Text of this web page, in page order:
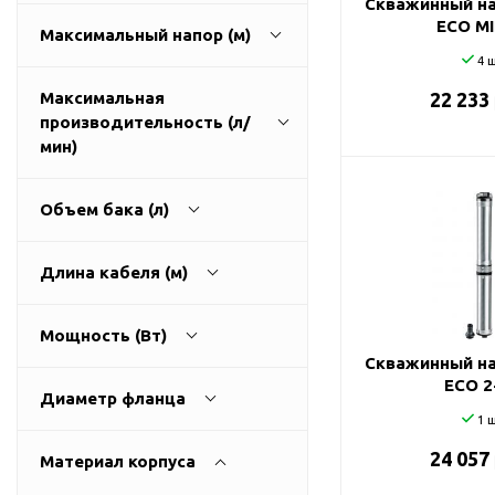
давления
насосы фланцевые
Циркуляционные
насосы (сухой ротор)
давления
насосы для ГВС
Насосы для фонтана и
Фонтанные насосы
Максимальный напор (м)
1
Максимальная
производительность (л/
мин)
Объем бака (л)
Длина кабеля (м)
Мощность (Вт)
Диаметр фланца
Материал корпуса
Скважинный
ECO
4
22 233
Скважинный
ECO
1
24 057